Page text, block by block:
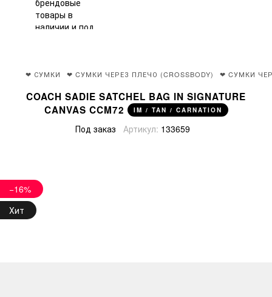
❤ СУМКИ ❤ CУМКИ ЧЕРЕЗ ПЛЕЧО (CROSSBODY) ❤ CУМКИ
COACH SADIE SATCHEL BAG IN SIGNATURE
CANVAS CCM72
IM / TAN / CARNATION
Под заказ Артикул: 133659
−16%
Хит